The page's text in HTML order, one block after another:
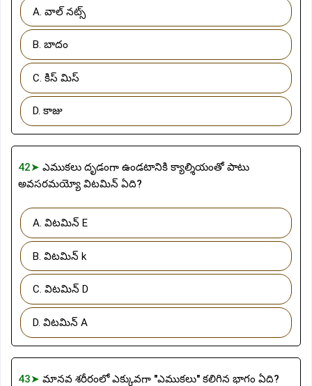
A. వాల్ నట్స్
B. బాదం
C. కిస్ మిస్
D. కాజు
42➤ ఎముకలు దృడంగా ఉండటానికి క్యాల్శియంతో పాటు
అవసరమయ్యో విటమిన్ ఏది?
A. విటమిన్ E
B. విటమిన్ k
C. విటమిన్ D
D. విటమిన్ A
43➤ మానవ శరీరంలో ఎక్కువగా "ఎముకలు" కలిగిన భాగం ఏది?